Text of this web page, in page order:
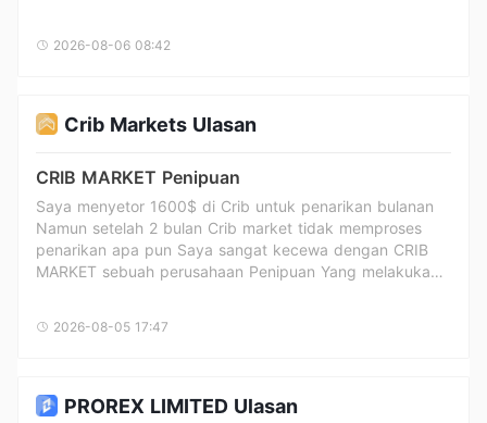
2026-08-06 08:42
Crib Markets Ulasan
CRIB MARKET Penipuan
Saya menyetor 1600$ di Crib untuk penarikan bulanan
Namun setelah 2 bulan Crib market tidak memproses
penarikan apa pun Saya sangat kecewa dengan CRIB
MARKET sebuah perusahaan Penipuan Yang melakukan
ingin melakukan penarikan dari CRIB SCAMMER dan juga
2026-08-05 17:47
PROREX LIMITED Ulasan